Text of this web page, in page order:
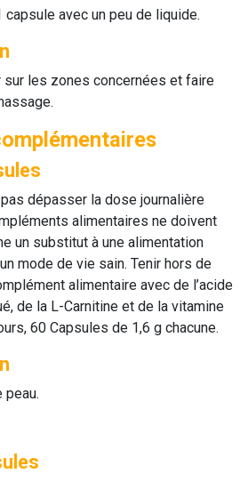
avec un peu de liquide.
les zones concernées et faire
pas dépasser la dose journalière
alimentaires ne doivent
un substitut à une alimentation
mode de vie sain. Tenir hors de
alimentaire avec de l’acide
de la L-Carnitine et de la vitamine
60 Capsules de 1,6 g chacune.